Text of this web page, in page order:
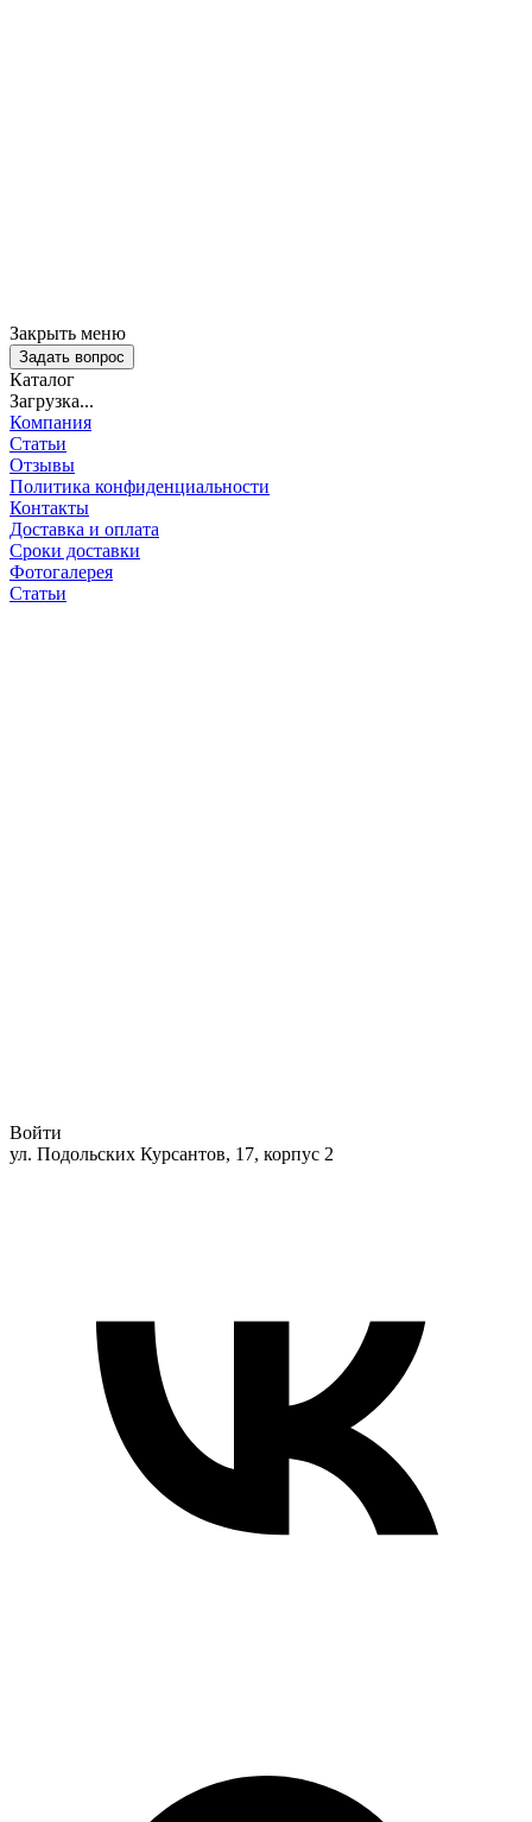
Закрыть меню
Задать вопрос
Каталог
Загрузка...
Компания
Статьи
Отзывы
Политика конфиденциальности
Контакты
Доставка и оплата
Сроки доставки
Фотогалерея
Статьи
Войти
ул. Подольских Курсантов, 17, корпус 2